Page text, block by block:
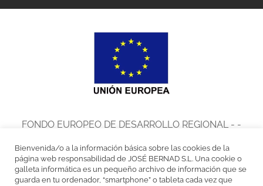
FONDO EUROPEO DE DESARROLLO REGIONAL - -
José Bernad, S.L. en el marco del Programa de Iniciación a la
Exportación ICEX Next, ha contado con el apoyo de ICEX y con la
Bienvenida/o a la información básica sobre las cookies de la
página web responsabilidad de JOSÉ BERNAD S.L. Una cookie o
galleta informática es un pequeño archivo de información que se
guarda en tu ordenador, “smartphone” o tableta cada vez que